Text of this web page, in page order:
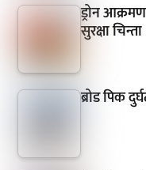
ड्रोन
सुरक्षा चिन्ता
ब्रोड पिक